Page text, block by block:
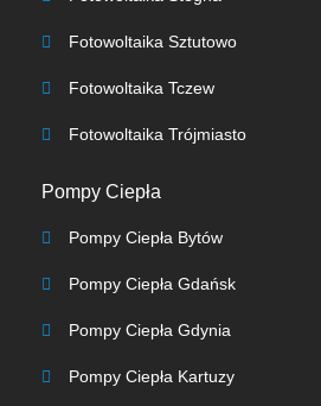
Fotowoltaika Sztutowo
Fotowoltaika Tczew
Fotowoltaika Trójmiasto
Pompy Ciepła
Pompy Ciepła Bytów
Pompy Ciepła Gdańsk
Pompy Ciepła Gdynia
Pompy Ciepła Kartuzy